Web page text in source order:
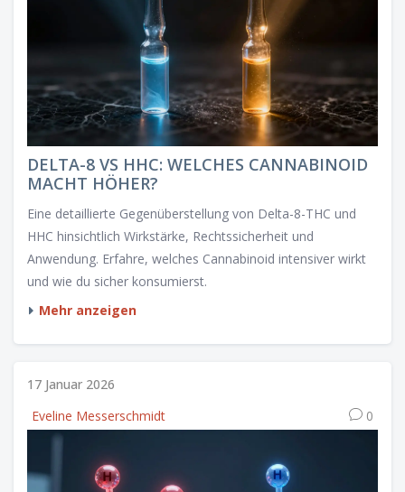
DELTA-8 VS HHC: WELCHES CANNABINOID
MACHT HÖHER?
Eine detaillierte Gegenüberstellung von Delta-8-THC und
HHC hinsichtlich Wirkstärke, Rechtssicherheit und
Anwendung. Erfahre, welches Cannabinoid intensiver wirkt
und wie du sicher konsumierst.
Mehr anzeigen
17 Januar 2026
Eveline Messerschmidt
0